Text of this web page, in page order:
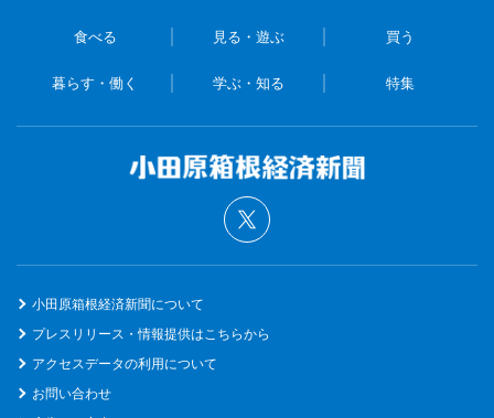
食べる 見る・遊ぶ 買う
暮らす・働く 学ぶ・知る 特集
小田原箱根経済新聞について
プレスリリース・情報提供はこちらから
アクセスデータの利用について
お問い合わせ